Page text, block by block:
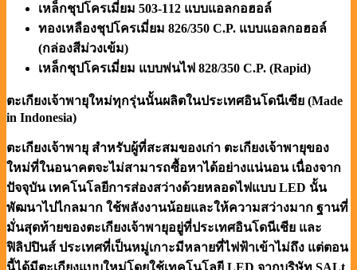
เหล็กชุปโครเมี่ยม 503-112 แบบแอลกอฮอล์
ทองเหลืองชุปโครเมี่ยม 826/350 C.P. แบบแอลกอฮอล์
(กล่องสีม่วงเข้ม)
เหล็กชุปโครเมี่ยม แบบพ่นไฟ 828/350 C.P. (Rapid)
ตะเกียงเจ้าพายุใหม่ทุกรุ่นนั้นผลิตในประเทศอินโดนีเซีย (Made
in Indonesia)
ตะเกียงเจ้าพายุ สำหรับผู้ที่สะสมของเก่า ตะเกียงเจ้าพายุของ
ใหม่ที่ในอนาคตจะไม่สามารถซื้อหาได้อย่างแน่นอน เนื่องจาก
ปัจจุบัน เทคโนโลยีการส่องสว่างด้วยหลอดไฟแบบ LED นั้น
พัฒนาไปไกลมาก ใช้พลังงานน้อยและให้ความสว่างมาก ฐานที่
มั่นสุดท้ายของตะเกียงเจ้าพายุอยู่ที่ประเทศอินโดนีเชีย และ
ฟิลิปปินส์ ประเทศที่เป็นหมู่เกาะมีหลายที่ไฟฟ้าเข้าไม่ถึง แต่ตอน
นี้ได้มีตะเกียงแบบใหม่โดยใช้เทคโนโลยี LED จากบริษัท SALt